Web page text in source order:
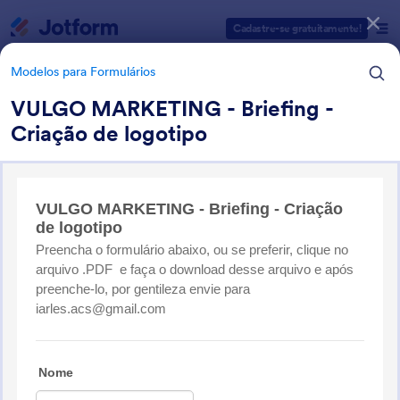
Cadastre-se gratuitamente!
Modelos para Formulários
VULGO MARKETING - Briefing -
Criação de logotipo
Formulários para Publicidade
Categorias de Modelos para Formulários